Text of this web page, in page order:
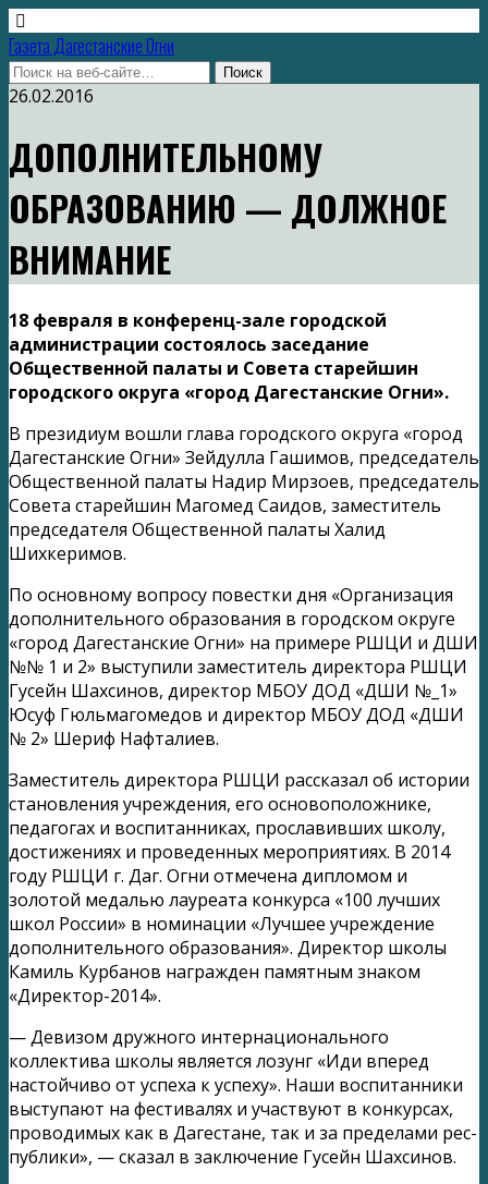
Газета Дагестанские Огни
26.02.2016
ДОПОЛНИТЕЛЬНОМУ
ОБРАЗОВАНИЮ — ДОЛЖНОЕ
ВНИМАНИЕ
18 февраля в конференц-зале городской
администрации состоялось заседание
Общественной палаты и Совета старейшин
городского округа «город Дагестанские Огни».
В президиум вошли глава городского округа «город
Дагестанские Огни» Зейдулла Гашимов, председатель
Общественной палаты Надир Мирзоев, председатель
Совета старейшин Магомед Саидов, заместитель
председателя Общественной палаты Халид
Шихкеримов.
По основному вопросу повестки дня «Организация
дополнительного образования в городском округе
«город Дагестанские Огни» на примере РШЦИ и ДШИ
№№ 1 и 2» выступили заместитель директора РШЦИ
Гусейн Шахсинов, директор МБОУ ДОД «ДШИ №_1»
Юсуф Гюльмагомедов и директор МБОУ ДОД «ДШИ
№ 2» Шериф Нафталиев.
Заместитель директора РШЦИ рассказал об истории
становления учреждения, его основоположнике,
педагогах и воспитанниках, прославивших школу,
достижениях и проведенных мероприятиях. В 2014
году РШЦИ г. Даг. Огни отмечена дипломом и
золотой медалью лауреата конкурса «100 лучших
школ России» в номинации «Лучшее учреждение
дополнительного образования». Директор школы
Камиль Курбанов награжден памятным знаком
«Директор-2014».
— Девизом дружного интернационального
коллектива школы является лозунг «Иди вперед
настойчиво от успеха к успеху». Наши воспитанники
выступают на фестивалях и участвуют в конкурсах,
проводимых как в Дагестане, так и за пределами рес-
публики», — сказал в заключение Гусейн Шахсинов.